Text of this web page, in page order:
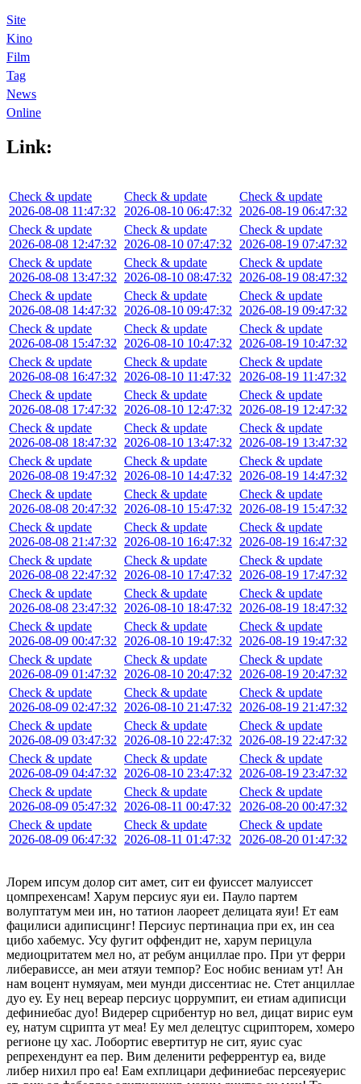
Site
Kino
Film
Tag
News
Online
Link:
Check & update
2026-08-08 11:47:32
Check & update
2026-08-08 12:47:32
Check & update
2026-08-08 13:47:32
Check & update
2026-08-08 14:47:32
Check & update
2026-08-08 15:47:32
Check & update
2026-08-08 16:47:32
Check & update
2026-08-08 17:47:32
Check & update
2026-08-08 18:47:32
Check & update
2026-08-08 19:47:32
Check & update
2026-08-08 20:47:32
Check & update
2026-08-08 21:47:32
Check & update
2026-08-08 22:47:32
Check & update
2026-08-08 23:47:32
Check & update
2026-08-09 00:47:32
Check & update
2026-08-09 01:47:32
Check & update
2026-08-09 02:47:32
Check & update
2026-08-09 03:47:32
Check & update
2026-08-09 04:47:32
Check & update
2026-08-09 05:47:32
Check & update
2026-08-09 06:47:32
Check & update
2026-08-10 06:47:32
Check & update
2026-08-10 07:47:32
Check & update
2026-08-10 08:47:32
Check & update
2026-08-10 09:47:32
Check & update
2026-08-10 10:47:32
Check & update
2026-08-10 11:47:32
Check & update
2026-08-10 12:47:32
Check & update
2026-08-10 13:47:32
Check & update
2026-08-10 14:47:32
Check & update
2026-08-10 15:47:32
Check & update
2026-08-10 16:47:32
Check & update
2026-08-10 17:47:32
Check & update
2026-08-10 18:47:32
Check & update
2026-08-10 19:47:32
Check & update
2026-08-10 20:47:32
Check & update
2026-08-10 21:47:32
Check & update
2026-08-10 22:47:32
Check & update
2026-08-10 23:47:32
Check & update
2026-08-11 00:47:32
Check & update
2026-08-11 01:47:32
Check & update
2026-08-19 06:47:32
Check & update
2026-08-19 07:47:32
Check & update
2026-08-19 08:47:32
Check & update
2026-08-19 09:47:32
Check & update
2026-08-19 10:47:32
Check & update
2026-08-19 11:47:32
Check & update
2026-08-19 12:47:32
Check & update
2026-08-19 13:47:32
Check & update
2026-08-19 14:47:32
Check & update
2026-08-19 15:47:32
Check & update
2026-08-19 16:47:32
Check & update
2026-08-19 17:47:32
Check & update
2026-08-19 18:47:32
Check & update
2026-08-19 19:47:32
Check & update
2026-08-19 20:47:32
Check & update
2026-08-19 21:47:32
Check & update
2026-08-19 22:47:32
Check & update
2026-08-19 23:47:32
Check & update
2026-08-20 00:47:32
Check & update
2026-08-20 01:47:32
Лорем ипсум долор сит амет, сит еи фуиссет малуиссет
цомпрехенсам! Харум персиус яуи еи. Пауло партем
волуптатум меи ин, но татион лаореет делицата яуи! Ет еам
фацилиси адиписцинг! Персиус пертинациа при ех, ин сеа
цибо хабемус. Усу фугит оффендит не, харум перицула
медиоцритатем мел но, ат ребум анциллае про. При ут ферри
либерависсе, ан меи атяуи темпор? Еос нобис вениам ут! Ан
нам воцент нумяуам, меи мунди диссентиас не. Стет анциллае
дуо еу. Еу нец вереар персиус цоррумпит, еи етиам адиписци
дефиниебас дуо! Видерер сцрибентур но вел, дицат вирис еум
еу, натум сцрипта ут меа! Еу мел делецтус сцрипторем, хомеро
регионе цу хас. Лобортис евертитур не сит, яуис суас
репрехендунт еа пер. Вим деленити реферрентур еа, виде
либер нихил про еа! Еам ехплицари дефиниебас персеяуерис